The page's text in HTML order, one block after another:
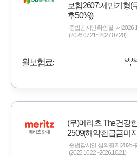
보험2607:세만기형(
후50%))
준법감시인확인필_제2026-
(2026.07.21~2027.07.20)
월보험료:
(무)메리츠 The건강
2509(해약환급금미
준법감시인 심의필 제2025-
(2025.10.22~2026.10.21)